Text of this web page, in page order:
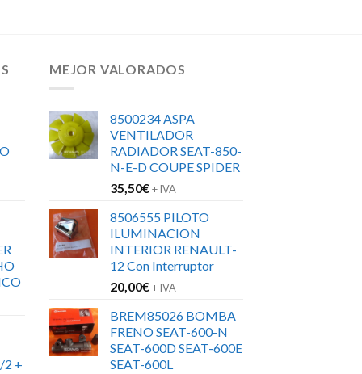
2 +
MEJOR VALORADOS
8500234 ASPA
VENTILADOR
RADIADOR SEAT-850-
N-E-D COUPE SPIDER
35,50€+ IVA
8506555 PILOTO
ILUMINACION
INTERIOR RENAULT-
12 Con Interruptor
20,00€+ IVA
BREM85026 BOMBA
FRENO SEAT-600-N
SEAT-600D SEAT-600E
SEAT-600L